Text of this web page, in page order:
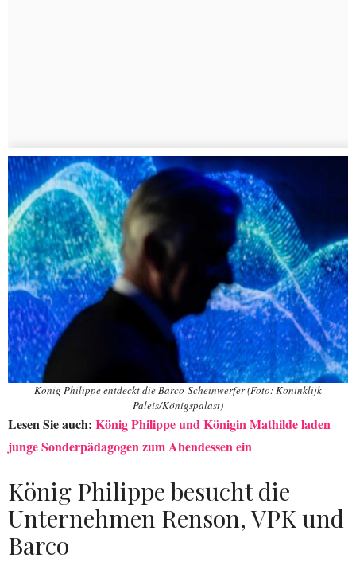
König Philippe entdeckt die Barco-Scheinwerfer (Foto: Koninklijk
Paleis/Königspalast)
Lesen Sie auch: König Philippe und Königin Mathilde laden
junge Sonderpädagogen zum Abendessen ein
König Philippe besucht die
Unternehmen Renson, VPK und
Barco